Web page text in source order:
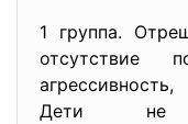
1 группа.
отсутствие
Дети не